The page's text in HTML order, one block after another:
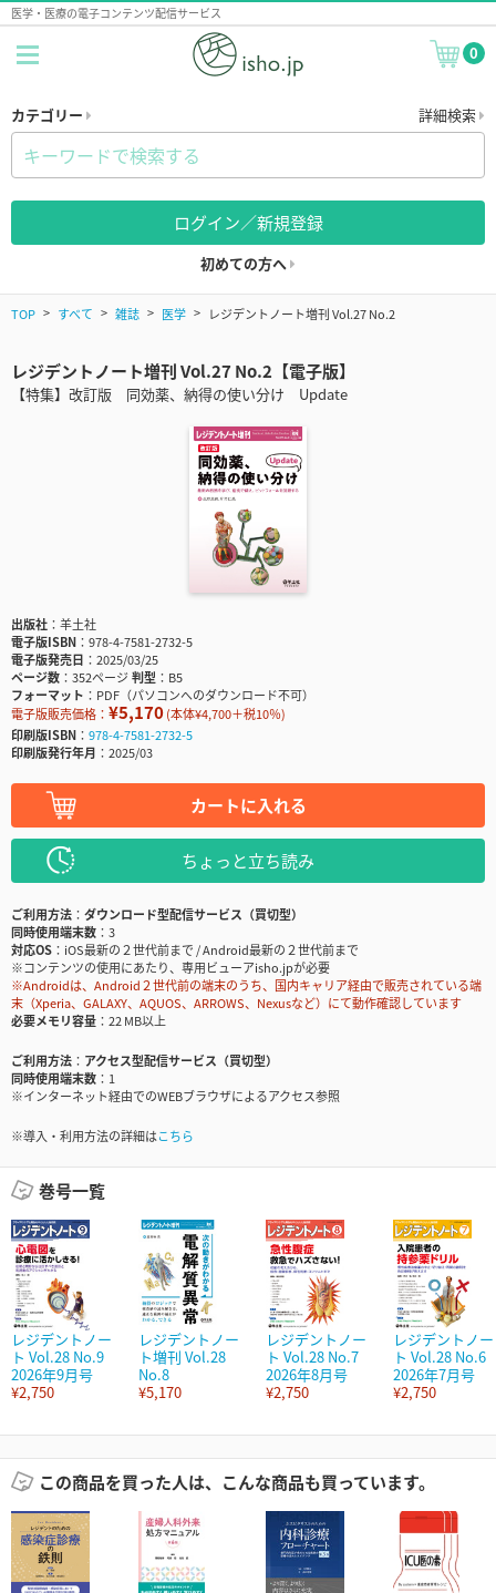
医学・医療の電子コンテンツ配信サービス
0
カテゴリー 詳細検索
ログイン／新規登録
初めての方へ
TOP すべて 雑誌 医学 レジデントノート増刊 Vol.27 No.2
レジデントノート増刊 Vol.27 No.2【電子版】
【特集】改訂版 同効薬、納得の使い分け Update
出版社
羊土社
電子版ISBN
978-4-7581-2732-5
電子版発売日
2025/03/25
ページ数
352ページ判型
B5
フォーマット
PDF（パソコンへのダウンロード不可）
電子版販売価格： ¥5,170(本体¥4,700＋税10％)
印刷版ISBN
978-4-7581-2732-5
印刷版発行年月
2025/03
カートに入れる
ちょっと立ち読み
ご利用方法
ダウンロード型配信サービス（買切型）
同時使用端末数
3
対応OS
iOS最新の２世代前まで / Android最新の２世代前まで
※コンテンツの使用にあたり、専用ビューアisho.jpが必要
※Androidは、Android２世代前の端末のうち、国内キャリア経由で販売されている端
末（Xperia、GALAXY、AQUOS、ARROWS、Nexusなど）にて動作確認しています
必要メモリ容量
22 MB以上
ご利用方法
アクセス型配信サービス（買切型）
同時使用端末数
1
※インターネット経由でのWEBブラウザによるアクセス参照
※導入・利用方法の詳細はこちら
巻号一覧
レジデントノー
ト Vol.28 No.9
2026年9月号
¥2,750
レジデントノー
ト増刊 Vol.28
No.8
¥5,170
レジデントノー
ト Vol.28 No.7
2026年8月号
¥2,750
レジデントノー
ト Vol.28 No.6
2026年7月号
¥2,750
この商品を買った人は、こんな商品も買っています。